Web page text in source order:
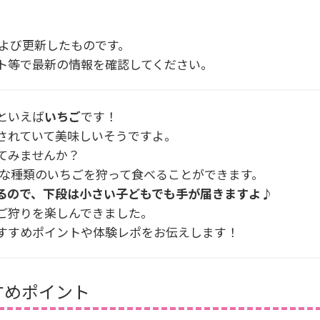
更新したものです。
で最新の情報を確認してください。
いえばいちごです！
ていて美味しいそうですよ。
みませんか？
種類のいちごを狩って食べることができます。
ので、下段は小さい子どもでも手が届きますよ♪
りを楽しんできました。
めポイントや体験レポをお伝えします！
ポイント